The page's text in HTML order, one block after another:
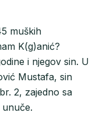
muških
K(g)anić?
i njegov sin. U
Mustafa, sin
2, zajedno sa